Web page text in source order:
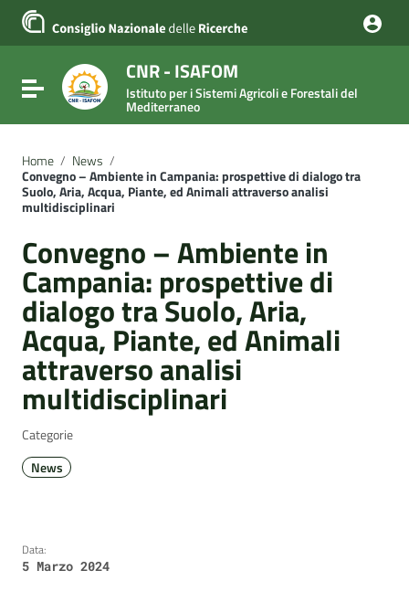
Vai ai contenuti
Vai al menu di navigazione
Vai al footer
Attiva / disattiva la navigazione
CNR - ISAFOM
Istituto per i Sistemi Agricoli e Forestali del
Mediterraneo
Home / News /
Convegno – Ambiente in Campania: prospettive di dialogo tra
Suolo, Aria, Acqua, Piante, ed Animali attraverso analisi
multidisciplinari
Convegno – Ambiente in
Campania: prospettive di
dialogo tra Suolo, Aria,
Acqua, Piante, ed Animali
attraverso analisi
multidisciplinari
Categorie
News
Data:
5 Marzo 2024